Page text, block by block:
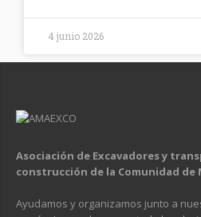
4 junio 2026
Asociación de Excavadores y
construcción de la Comunidad de
Ayudamos y organizamos junto a